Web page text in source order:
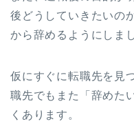
後どうしていきたいの
から辞めるようにしま
仮にすぐに転職先を見
職先でもまた「辞めた
くあります。